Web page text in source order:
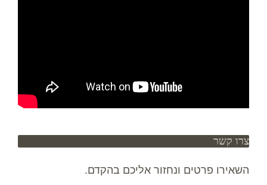
צרו קשר
השאירו פרטים ונחזור אליכם בהקדם.